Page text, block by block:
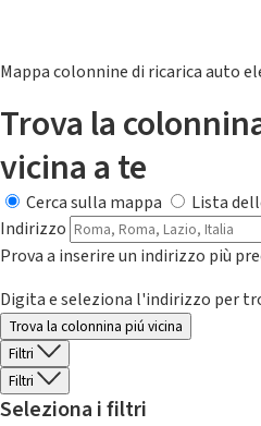
Mappa colonnine di ricarica auto
Trova la
vicina a te
Cerca sulla mappa
Lista
Indirizzo
Prova a inserire un indirizzo più
Digita e seleziona l'indirizzo per
Trova la colonnina piú vicina
Filtri
Filtri
Seleziona i filtri